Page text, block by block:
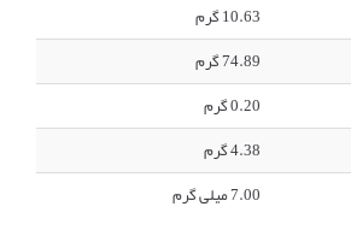
10.63 گرم
74.89 گرم
0.20 گرم
4.38 گرم
7.00 میلی گرم